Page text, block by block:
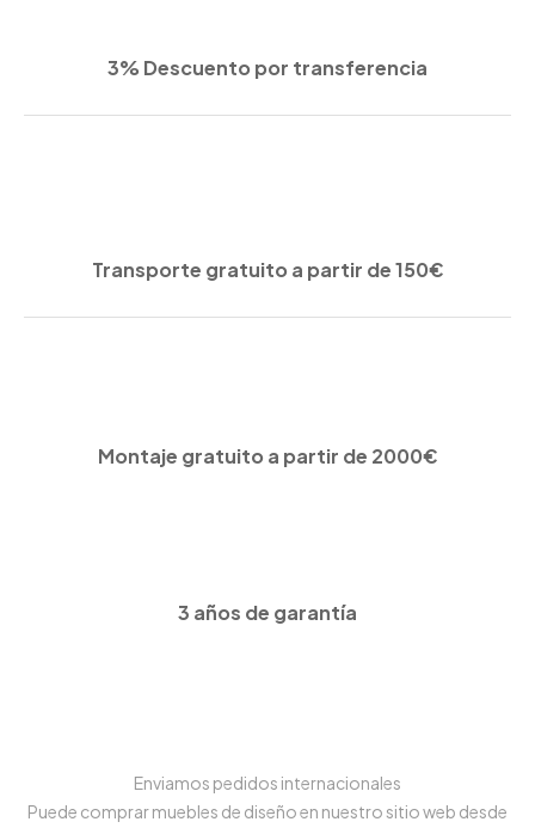
3% Descuento por transferencia
Transporte gratuito a partir de 150€
Montaje gratuito a partir de 2000€
3 años de garantía
Enviamos pedidos internacionales
Puede comprar muebles de diseño en nuestro sitio web desde